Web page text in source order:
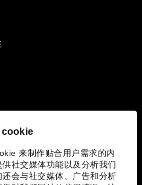
cookie
来制作贴合用户需求的内
社交媒体功能以及分析我们
还会与社交媒体、广告和分析